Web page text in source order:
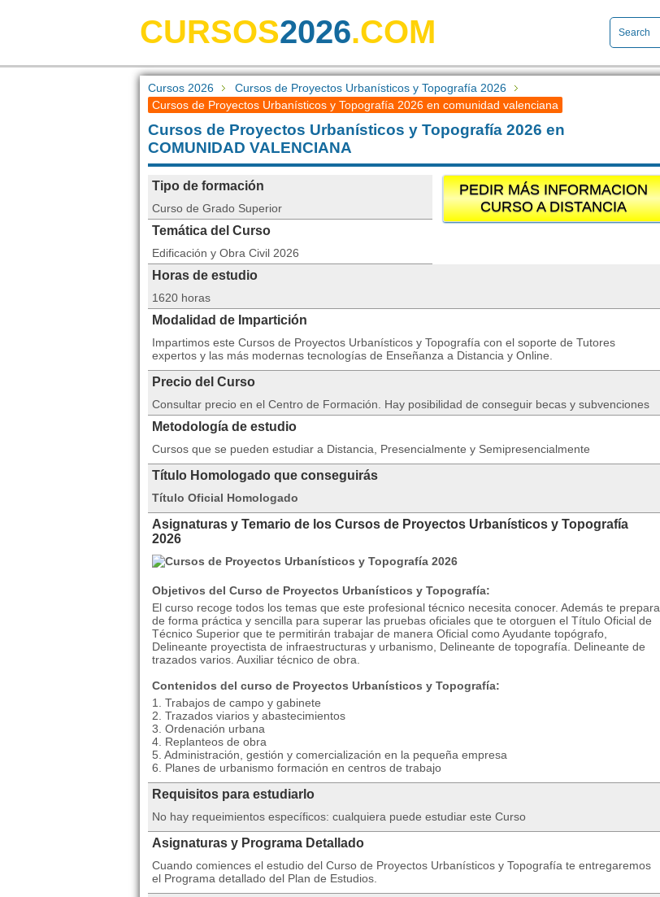
CURSOS2026.COM
Cursos 2026
Cursos de Proyectos Urbanísticos y Topografía 2026
Cursos de Proyectos Urbanísticos y Topografía 2026 en comunidad valenciana
Cursos de Proyectos Urbanísticos y Topografía 2026 en
COMUNIDAD VALENCIANA
PEDIR MÁS INFORMACION
CURSO A DISTANCIA
Tipo de formación
Curso de Grado Superior
Temática del Curso
Edificación y Obra Civil 2026
Horas de estudio
1620 horas
Modalidad de Impartición
Impartimos este Cursos de Proyectos Urbanísticos y Topografía con el soporte de Tutores
expertos y las más modernas tecnologías de Enseñanza a Distancia y Online.
Precio del Curso
Consultar precio en el Centro de Formación. Hay posibilidad de conseguir becas y subvenciones
Metodología de estudio
Cursos que se pueden estudiar a Distancia, Presencialmente y Semipresencialmente
Título Homologado que conseguirás
Título Oficial Homologado
Asignaturas y Temario de los Cursos de Proyectos Urbanísticos y Topografía
2026
Objetivos del Curso de Proyectos Urbanísticos y Topografía:
El curso recoge todos los temas que este profesional técnico necesita conocer. Además te prepara
de forma práctica y sencilla para superar las pruebas oficiales que te otorguen el Título Oficial de
Técnico Superior que te permitirán trabajar de manera Oficial como Ayudante topógrafo,
Delineante proyectista de infraestructuras y urbanismo, Delineante de topografía. Delineante de
trazados varios. Auxiliar técnico de obra.
Contenidos del curso de Proyectos Urbanísticos y Topografía:
1. Trabajos de campo y gabinete
2. Trazados viarios y abastecimientos
3. Ordenación urbana
4. Replanteos de obra
5. Administración, gestión y comercialización en la pequeña empresa
6. Planes de urbanismo formación en centros de trabajo
Requisitos para estudiarlo
No hay requeimientos específicos: cualquiera puede estudiar este Curso
Asignaturas y Programa Detallado
Cuando comiences el estudio del Curso de Proyectos Urbanísticos y Topografía te entregaremos
el Programa detallado del Plan de Estudios.